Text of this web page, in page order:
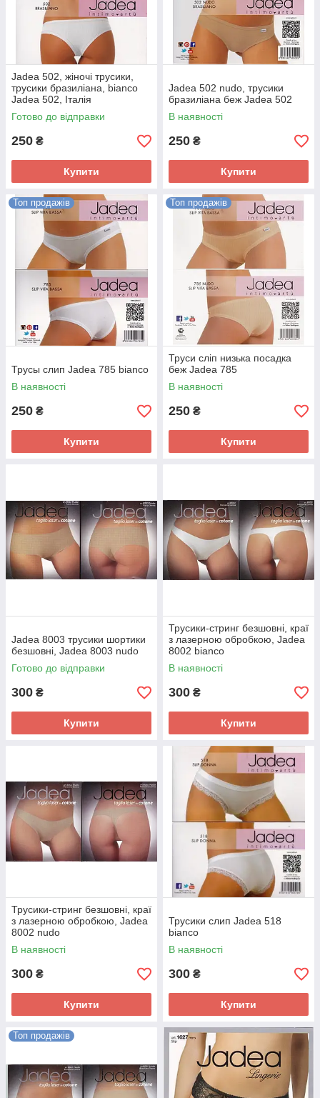
Jadea 502, жіночі трусики,
трусики бразиліана, bianco
Jadea 502, Італія
Готово до відправки
250 ₴
Купити
Jadea 502 nudo, трусики
бразиліана беж Jadea 502
В наявності
250 ₴
Купити
Топ продажів
Трусы слип Jadea 785 bianco
В наявності
250 ₴
Купити
Топ продажів
Труси сліп низька посадка
беж Jadea 785
В наявності
250 ₴
Купити
Jadea 8003 трусики шортики
безшовні, Jadea 8003 nudo
Готово до відправки
300 ₴
Купити
Трусики-стринг безшовні, краї
з лазерною обробкою, Jadea
8002 bianco
В наявності
300 ₴
Купити
Трусики-стринг безшовні, краї
з лазерною обробкою, Jadea
8002 nudo
В наявності
300 ₴
Купити
Трусики слип Jadea 518
bianco
В наявності
300 ₴
Купити
Топ продажів